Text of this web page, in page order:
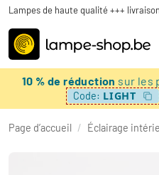
Lampes de haute qualité +++
10 % de réduction sur les
Code: LIGHT
Page d’accueil / Éclairage